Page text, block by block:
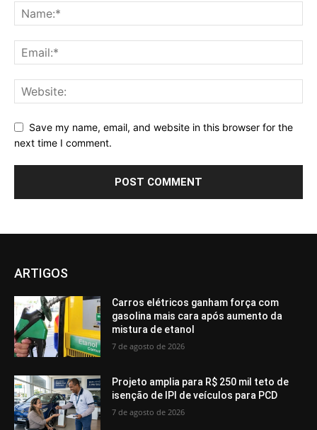
Save my name, email, and website in this browser for the
next time I comment.
ARTIGOS
Carros elétricos ganham força com
gasolina mais cara após aumento da
mistura de etanol
7 de agosto de 2026
Projeto amplia para R$ 250 mil teto de
isenção de IPI de veículos para PCD
7 de agosto de 2026